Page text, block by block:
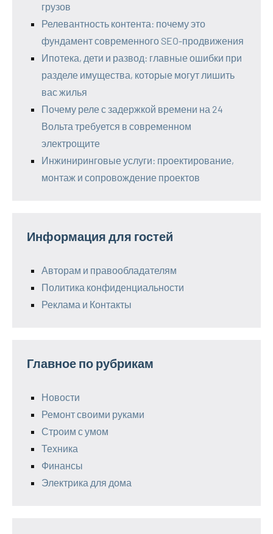
грузов
Релевантность контента: почему это
фундамент современного SEO-продвижения
Ипотека, дети и развод: главные ошибки при
разделе имущества, которые могут лишить
вас жилья
Почему реле с задержкой времени на 24
Вольта требуется в современном
электрощите
Инжиниринговые услуги: проектирование,
монтаж и сопровождение проектов
Информация для гостей
Авторам и правообладателям
Политика конфиденциальности
Реклама и Контакты
Главное по рубрикам
Новости
Ремонт своими руками
Строим с умом
Техника
Финансы
Электрика для дома